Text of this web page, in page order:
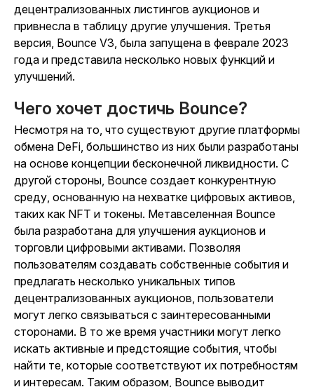
децентрализованных листингов аукционов и
привнесла в таблицу другие улучшения. Третья
версия, Bounce V3, была запущена в феврале 2023
года и представила несколько новых функций и
улучшений.
Чего хочет достичь Bounce?
Несмотря на то, что существуют другие платформы
обмена DeFi, большинство из них были разработаны
на основе концепции бесконечной ликвидности. С
другой стороны, Bounce создает конкурентную
среду, основанную на нехватке цифровых активов,
таких как NFT и токены. Метавселенная Bounce
была разработана для улучшения аукционов и
торговли цифровыми активами. Позволяя
пользователям создавать собственные события и
предлагать несколько уникальных типов
децентрализованных аукционов, пользователи
могут легко связываться с заинтересованными
сторонами. В то же время участники могут легко
искать активные и предстоящие события, чтобы
найти те, которые соответствуют их потребностям
и интересам. Таким образом, Bounce выводит